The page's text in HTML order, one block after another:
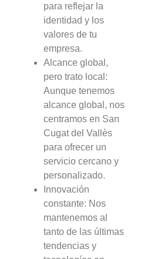
para reflejar la
identidad y los
valores de tu
empresa.
Alcance global,
pero trato local:
Aunque tenemos
alcance global, nos
centramos en San
Cugat del Vallès
para ofrecer un
servicio cercano y
personalizado.
Innovación
constante: Nos
mantenemos al
tanto de las últimas
tendencias y